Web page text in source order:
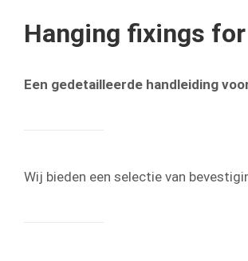
Hanging fixings
Een gedetailleerde handleiding
Wij bieden een selectie van